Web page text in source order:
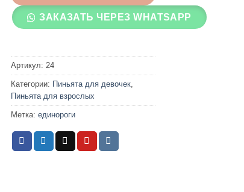
ЗАКАЗАТЬ ЧЕРЕЗ WHATSAPP
Артикул: 24
Категории: Пиньята для девочек
Пиньята для взрослых
Метка: единороги